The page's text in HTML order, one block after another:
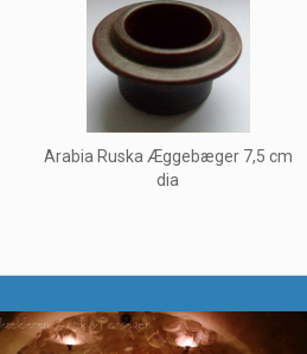
Arabia Ruska Æggebæger 7,5 cm
dia